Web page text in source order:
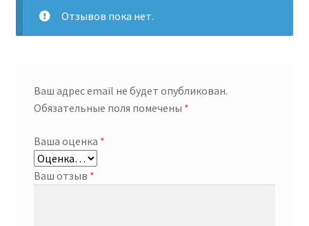
Отзывов пока нет.
Ваш адрес email не будет опубликован.
Обязательные поля помечены *
Ваша оценка *
Ваш отзыв *